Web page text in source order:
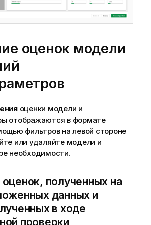
оценок модели
оценки модели и
отображаются в формате
фильтров на левой стороне
или удаляйте модели и
необходимости.
полученных на
данных и
в ходе
проверки